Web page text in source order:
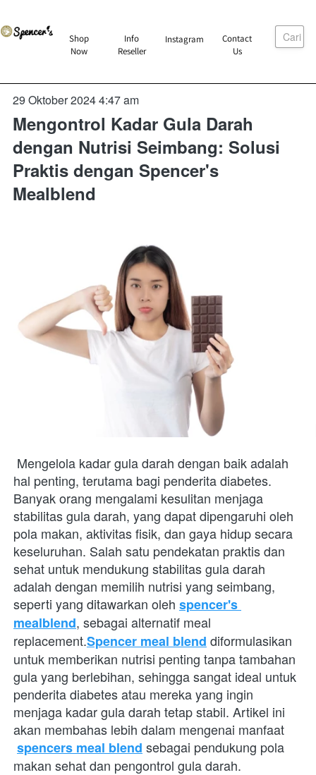
`
Shop
Now
` Info
Reseller
`Instagram `
Contact
Us
Cari
29 Oktober 2024 4:47 am
Mengontrol Kadar Gula Darah
dengan Nutrisi Seimbang: Solusi
Praktis dengan Spencer's
Mealblend
Mengelola kadar gula darah dengan baik adalah
hal penting, terutama bagi penderita diabetes.
Banyak orang mengalami kesulitan menjaga
stabilitas gula darah, yang dapat dipengaruhi oleh
pola makan, aktivitas fisik, dan gaya hidup secara
keseluruhan. Salah satu pendekatan praktis dan
sehat untuk mendukung stabilitas gula darah
adalah dengan memilih nutrisi yang seimbang,
seperti yang ditawarkan oleh spencer's
mealblend, sebagai alternatif meal
replacement.Spencer meal blend diformulasikan
untuk memberikan nutrisi penting tanpa tambahan
gula yang berlebihan, sehingga sangat ideal untuk
penderita diabetes atau mereka yang ingin
menjaga kadar gula darah tetap stabil. Artikel ini
akan membahas lebih dalam mengenai manfaat
spencers meal blend sebagai pendukung pola
makan sehat dan pengontrol gula darah.